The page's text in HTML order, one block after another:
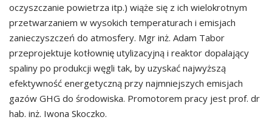
oczyszczanie powietrza itp.) wiąże się z ich wielokrotnym
przetwarzaniem w wysokich temperaturach i emisjach
zanieczyszczeń do atmosfery. Mgr inż. Adam Tabor
przeprojektuje kotłownię utylizacyjną i reaktor dopalający
spaliny po produkcji węgli tak, by uzyskać najwyższą
efektywność energetyczną przy najmniejszych emisjach
gazów GHG do środowiska. Promotorem pracy jest prof. dr
hab. inż. Iwona Skoczko.